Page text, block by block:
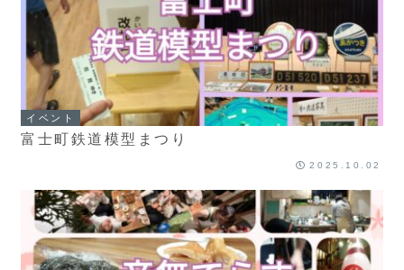
イベント
富士町鉄道模型まつり
2025.10.02